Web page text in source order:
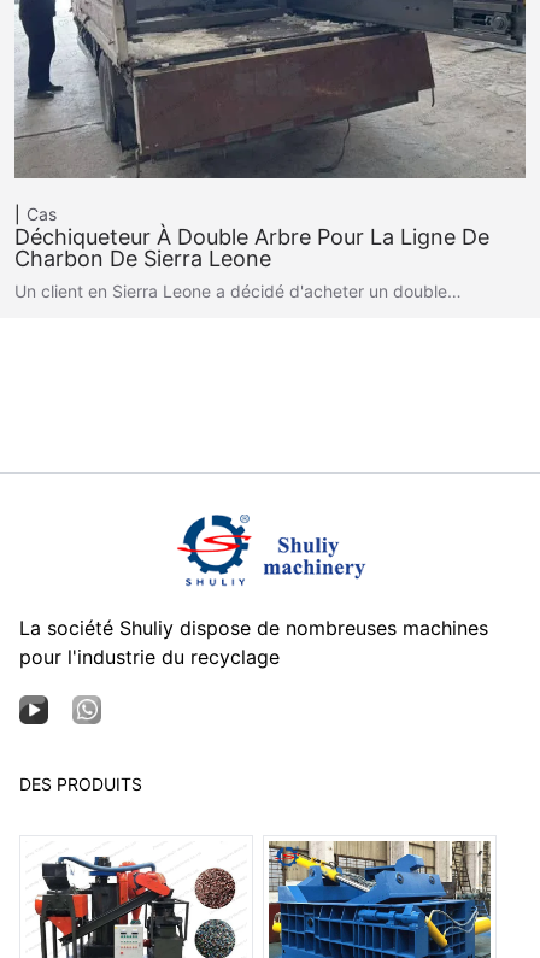
Cas
Déchiqueteur À Double Arbre Pour La Ligne De
Charbon De Sierra Leone
Un client en Sierra Leone a décidé d'acheter un double…
La société Shuliy dispose de nombreuses machines
pour l'industrie du recyclage
DES PRODUITS